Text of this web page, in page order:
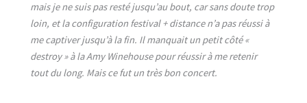
mais je ne suis pas resté jusqu’au bout, car sans doute trop
loin, et la configuration festival + distance n’a pas réussi à
me captiver jusqu’à la fin. Il manquait un petit côté «
destroy » à la Amy Winehouse pour réussir à me retenir
tout du long. Mais ce fut un très bon concert.